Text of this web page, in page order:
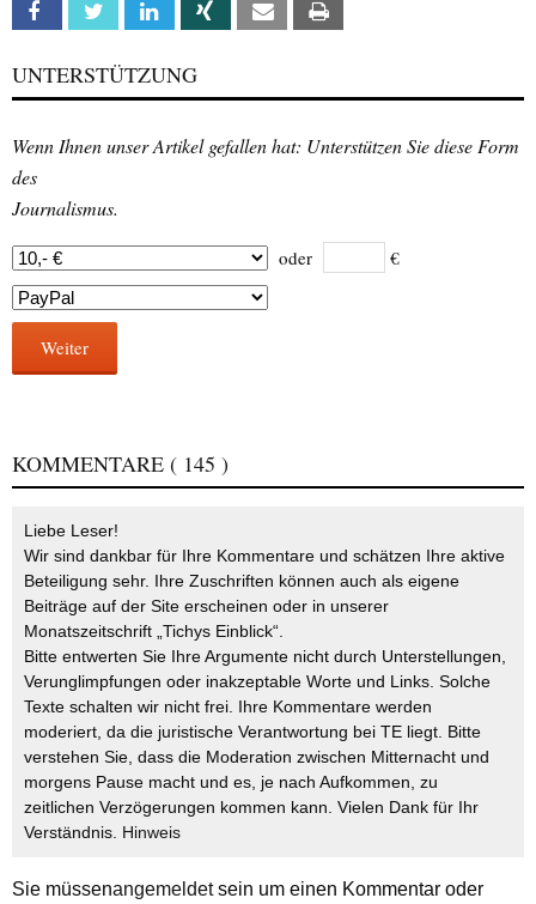
Facebook Twitter Linkedin Xing Email
UNTERSTÜTZUNG
Wenn Ihnen unser Artikel gefallen hat: Unterstützen Sie diese Form
des
Journalismus.
oder €
Weiter
KOMMENTARE ( 145 )
Liebe Leser!
Wir sind dankbar für Ihre Kommentare und schätzen Ihre aktive
Beteiligung sehr. Ihre Zuschriften können auch als eigene
Beiträge auf der Site erscheinen oder in unserer
Monatszeitschrift „Tichys Einblick“.
Bitte entwerten Sie Ihre Argumente nicht durch Unterstellungen,
Verunglimpfungen oder inakzeptable Worte und Links. Solche
Texte schalten wir nicht frei. Ihre Kommentare werden
moderiert, da die juristische Verantwortung bei TE liegt. Bitte
verstehen Sie, dass die Moderation zwischen Mitternacht und
morgens Pause macht und es, je nach Aufkommen, zu
zeitlichen Verzögerungen kommen kann. Vielen Dank für Ihr
Verständnis. Hinweis
Sie müssenangemeldetsein um einen Kommentar oder